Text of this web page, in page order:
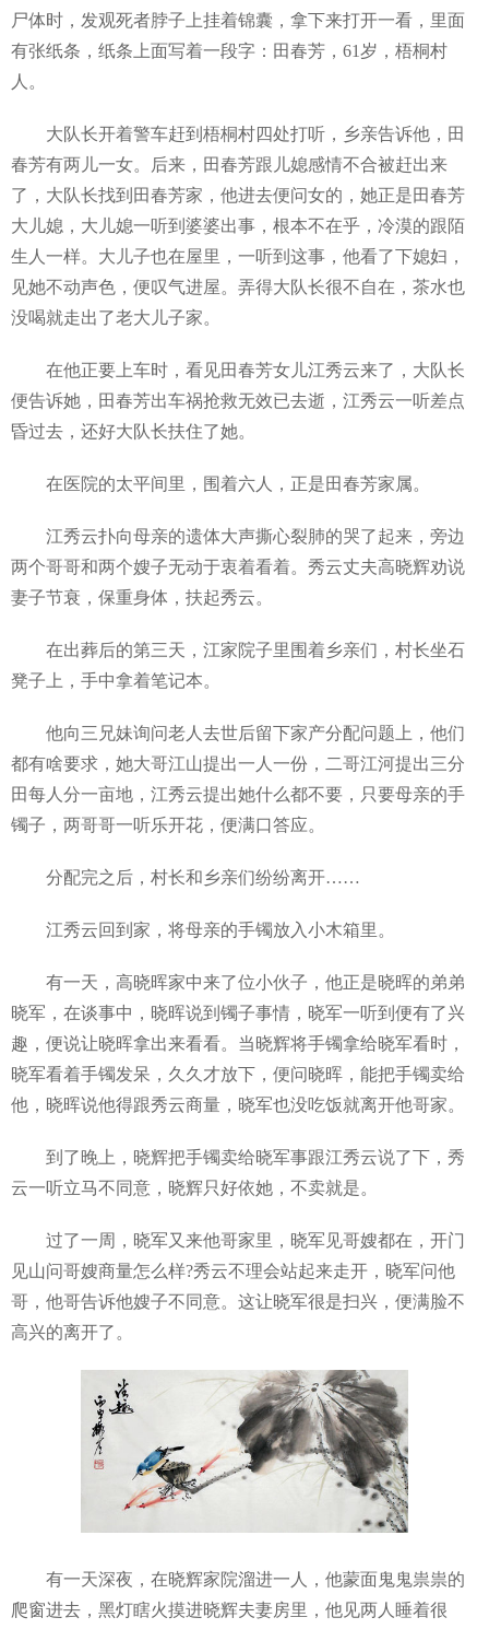
尸体时，发观死者脖子上挂着锦囊，拿下来打开一看，里面
有张纸条，纸条上面写着一段字：田春芳，61岁，梧桐村
人。
大队长开着警车赶到梧桐村四处打听，乡亲告诉他，田
春芳有两儿一女。后来，田春芳跟儿媳感情不合被赶出来
了，大队长找到田春芳家，他进去便问女的，她正是田春芳
大儿媳，大儿媳一听到婆婆出事，根本不在乎，冷漠的跟陌
生人一样。大儿子也在屋里，一听到这事，他看了下媳妇，
见她不动声色，便叹气进屋。弄得大队长很不自在，茶水也
没喝就走出了老大儿子家。
在他正要上车时，看见田春芳女儿江秀云来了，大队长
便告诉她，田春芳出车祸抢救无效已去逝，江秀云一听差点
昏过去，还好大队长扶住了她。
在医院的太平间里，围着六人，正是田春芳家属。
江秀云扑向母亲的遗体大声撕心裂肺的哭了起来，旁边
两个哥哥和两个嫂子无动于衷着看着。秀云丈夫高晓辉劝说
妻子节衰，保重身体，扶起秀云。
在出葬后的第三天，江家院子里围着乡亲们，村长坐石
凳子上，手中拿着笔记本。
他向三兄妹询问老人去世后留下家产分配问题上，他们
都有啥要求，她大哥江山提出一人一份，二哥江河提出三分
田每人分一亩地，江秀云提出她什么都不要，只要母亲的手
镯子，两哥哥一听乐开花，便满口答应。
分配完之后，村长和乡亲们纷纷离开……
江秀云回到家，将母亲的手镯放入小木箱里。
有一天，高晓晖家中来了位小伙子，他正是晓晖的弟弟
晓军，在谈事中，晓晖说到镯子事情，晓军一听到便有了兴
趣，便说让晓晖拿出来看看。当晓辉将手镯拿给晓军看时，
晓军看着手镯发呆，久久才放下，便问晓晖，能把手镯卖给
他，晓晖说他得跟秀云商量，晓军也没吃饭就离开他哥家。
到了晚上，晓辉把手镯卖给晓军事跟江秀云说了下，秀
云一听立马不同意，晓辉只好依她，不卖就是。
过了一周，晓军又来他哥家里，晓军见哥嫂都在，开门
见山问哥嫂商量怎么样?秀云不理会站起来走开，晓军问他
哥，他哥告诉他嫂子不同意。这让晓军很是扫兴，便满脸不
高兴的离开了。
有一天深夜，在晓辉家院溜进一人，他蒙面鬼鬼祟祟的
爬窗进去，黑灯瞎火摸进晓辉夫妻房里，他见两人睡着很